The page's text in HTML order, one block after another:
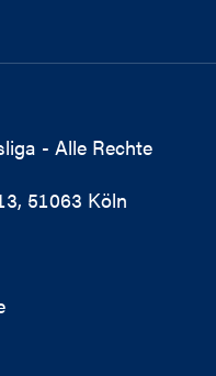
- Alle Rechte
51063 Köln